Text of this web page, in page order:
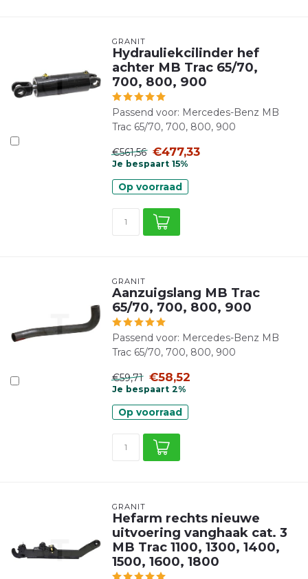
GRANIT
Hydrauliekcilinder hef
achter MB Trac 65/70,
700, 800, 900
Passend voor: Mercedes-Benz MB
Trac 65/70, 700, 800, 900
€561,56 €477,33
Je bespaart 15%
Op voorraad
GRANIT
Aanzuigslang MB Trac
65/70, 700, 800, 900
Passend voor: Mercedes-Benz MB
Trac 65/70, 700, 800, 900
€59,71 €58,52
Je bespaart 2%
Op voorraad
GRANIT
Hefarm rechts nieuwe
uitvoering vanghaak cat. 3
MB Trac 1100, 1300, 1400,
1500, 1600, 1800